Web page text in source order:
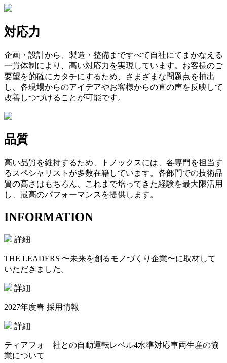
対応力
企画・設計から、製造・整備まですべて自社にてまかなえる
一貫体制により、高い対応力を実現しています。お客様のご
要望を的確にカタチにするため、さまざまな問題点を抽出
し、各現場からのアイデアやお客様からの直の声を反映して
改善しつづけることが可能です。
品質
高い品質を維持するため、トノックスには、各専門を担当す
るスペシャリストが多数在籍しています。各部門での技術品
質の高さはもちろん、これまで培ってきた経験を最大限活用
し、最高のパフォーマンスを提供します。
INFORMATION
詳細
THE LEADERS 〜未来を創るモノづくり企業〜に取材して
いただきました。
詳細
2027年度春 採用情報
詳細
ティアフォ―社との自動運転レベル4水準対応車両生産の協
業について